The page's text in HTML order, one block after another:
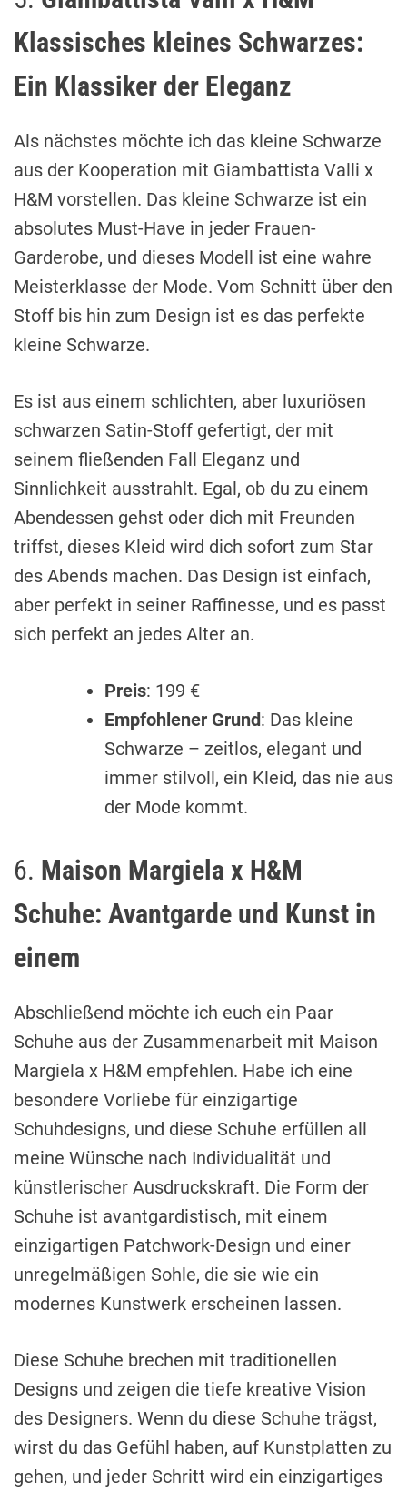
Klassisches kleines Schwarzes:
Ein Klassiker der Eleganz
Als nächstes möchte ich das kleine Schwarze
aus der Kooperation mit Giambattista Valli x
H&M vorstellen. Das kleine Schwarze ist ein
absolutes Must-Have in jeder Frauen-
Garderobe, und dieses Modell ist eine wahre
Meisterklasse der Mode. Vom Schnitt über den
Stoff bis hin zum Design ist es das perfekte
kleine Schwarze.
Es ist aus einem schlichten, aber luxuriösen
schwarzen Satin-Stoff gefertigt, der mit
seinem fließenden Fall Eleganz und
Sinnlichkeit ausstrahlt. Egal, ob du zu einem
Abendessen gehst oder dich mit Freunden
triffst, dieses Kleid wird dich sofort zum Star
des Abends machen. Das Design ist einfach,
aber perfekt in seiner Raffinesse, und es passt
sich perfekt an jedes Alter an.
Preis: 199 €
Empfohlener Grund: Das kleine
Schwarze – zeitlos, elegant und
immer stilvoll, ein Kleid, das nie aus
der Mode kommt.
6. Maison Margiela x H&M
Schuhe: Avantgarde und Kunst in
einem
Abschließend möchte ich euch ein Paar
Schuhe aus der Zusammenarbeit mit Maison
Margiela x H&M empfehlen. Habe ich eine
besondere Vorliebe für einzigartige
Schuhdesigns, und diese Schuhe erfüllen all
meine Wünsche nach Individualität und
künstlerischer Ausdruckskraft. Die Form der
Schuhe ist avantgardistisch, mit einem
einzigartigen Patchwork-Design und einer
unregelmäßigen Sohle, die sie wie ein
modernes Kunstwerk erscheinen lassen.
Diese Schuhe brechen mit traditionellen
Designs und zeigen die tiefe kreative Vision
des Designers. Wenn du diese Schuhe trägst,
wirst du das Gefühl haben, auf Kunstplatten zu
gehen, und jeder Schritt wird ein einzigartiges